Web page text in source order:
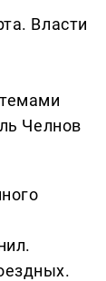
Власти
Челнов